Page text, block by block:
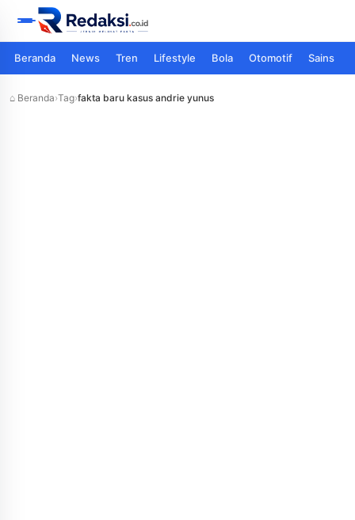
Beranda News Tren Lifestyle Bola Otomotif Sains
⌂ Beranda›Tag›fakta baru kasus andrie yunus